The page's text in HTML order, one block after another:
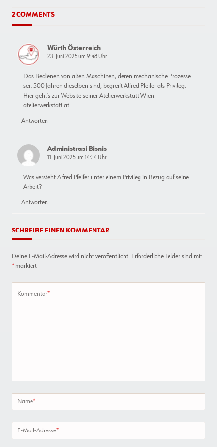
2 COMMENTS
Würth Österreich
23. Juni 2025 um 9:48 Uhr
Das Bedienen von alten Maschinen, deren mechanische Prozesse
seit 500 Jahren dieselben sind, begreift Alfred Pfeifer als Privileg.
Hier geht’s zur Website seiner Atelierwerkstatt Wien:
atelierwerkstatt.at
Antworten
Administrasi Bisnis
11. Juni 2025 um 14:34 Uhr
Was versteht Alfred Pfeifer unter einem Privileg in Bezug auf seine
Arbeit?
Antworten
SCHREIBE EINEN KOMMENTAR
Deine E-Mail-Adresse wird nicht veröffentlicht. Erforderliche Felder sind mit
* markiert
Kommentar*
Name*
E-Mail-Adresse*